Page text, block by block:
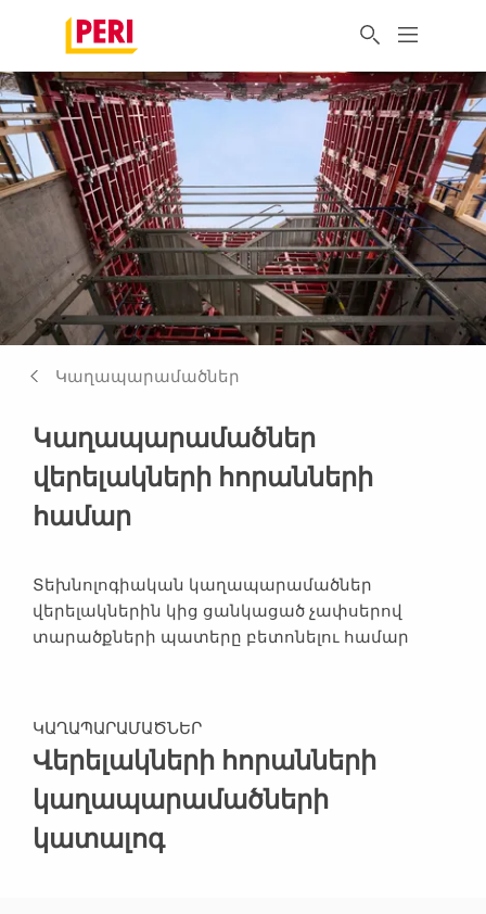
Կաղապարամածներ
Կաղապարամածներ
վերելակների հորանների
համար
Տեխնոլոգիական կաղապարամածներ
վերելակներին կից ցանկացած չափսերով
տարածքների պատերը բետոնելու համար
ԿԱՂԱՊԱՐԱՄԱԾՆԵՐ
Վերելակների հորանների
կաղապարամածների
կատալոգ